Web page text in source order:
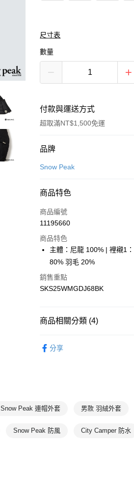
尺寸表
數量
付款與運送方式
超取滿NT$1,500免運
付款方式
信用卡一次付款
悠遊付
運送方式
每筆NT$100，滿NT$1,500(含
每筆NT$100，滿NT$1,500(含
品牌
Snow Peak
商品特色
商品編號
11195660
商品特色
主體：尼龍 100% | 裡襯1
80% 羽毛 20%
銷售重點
SKS25WMGDJ68BK
商品相關分類 (4)
分享
Snow Peak 連帽外套 男款 羽絨外套
Snow Peak 防風 City Camper 防水